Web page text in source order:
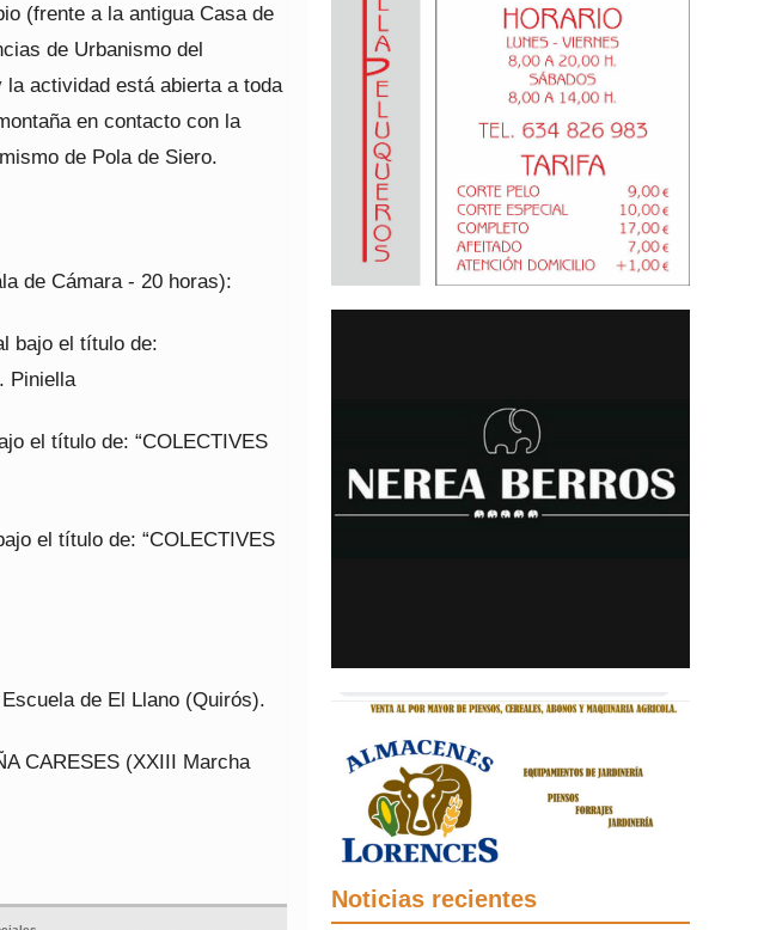
(frente a la antigua Casa de
de Urbanismo del
actividad está abierta a toda
en contacto con la
de Pola de Siero.
de Cámara - 20 horas):
bajo el título de:
Piniella
el título de: “COLECTIVES
el título de: “COLECTIVES
de El Llano (Quirós).
CARESES (XXIII Marcha
Noticias recientes